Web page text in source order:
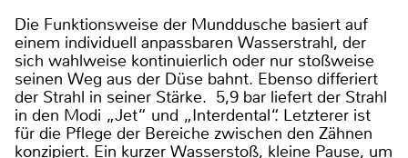
Die Funktionsweise der Munddusche basiert auf
einem individuell anpassbaren Wasserstrahl, der
sich wahlweise kontinuierlich oder nur stoßweise
seinen Weg aus der Düse bahnt. Ebenso differiert
der Strahl in seiner Stärke. 5,9 bar liefert der Strahl
in den Modi „Jet“ und „Interdental“. Letzterer ist
für die Pflege der Bereiche zwischen den Zähnen
konzipiert. Ein kurzer Wasserstoß, kleine Pause, um